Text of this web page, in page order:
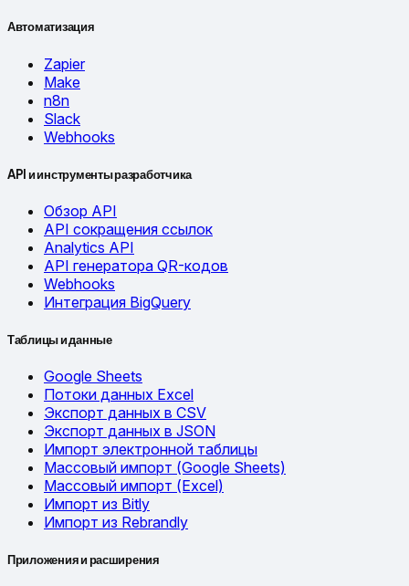
Автоматизация
Zapier
Make
n8n
Slack
Webhooks
API и инструменты разработчика
Обзор API
API сокращения ссылок
Analytics API
API генератора QR-кодов
Webhooks
Интеграция BigQuery
Таблицы и данные
Google Sheets
Потоки данных Excel
Экспорт данных в CSV
Экспорт данных в JSON
Импорт электронной таблицы
Массовый импорт (Google Sheets)
Массовый импорт (Excel)
Импорт из Bitly
Импорт из Rebrandly
Приложения и расширения